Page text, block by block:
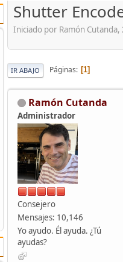
Shutter
Iniciado por Ramón
IR ABAJO Páginas 1
Ramón Cutanda
Administrador
Consejero
Mensajes: 10,146
Yo ayudo. Él ayuda. ¿Tú
ayudas?